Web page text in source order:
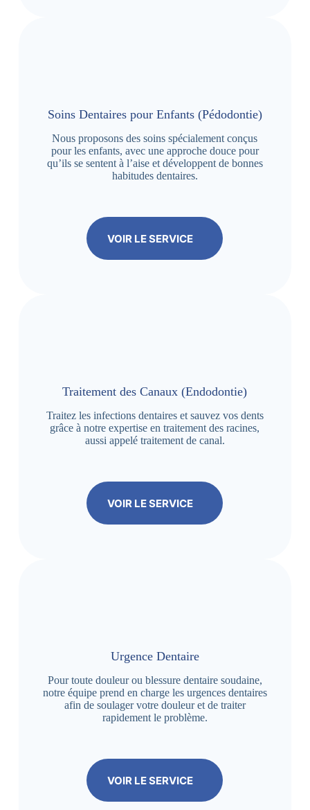
Soins Dentaires pour Enfants (Pédodontie)
Nous proposons des soins spécialement conçus
pour les enfants, avec une approche douce pour
qu’ils se sentent à l’aise et développent de bonnes
habitudes dentaires.
VOIR LE SERVICE
Traitement des Canaux (Endodontie)
Traitez les infections dentaires et sauvez vos dents
grâce à notre expertise en traitement des racines,
aussi appelé traitement de canal.
VOIR LE SERVICE
Urgence Dentaire
Pour toute douleur ou blessure dentaire soudaine,
notre équipe prend en charge les urgences dentaires
afin de soulager votre douleur et de traiter
rapidement le problème.
VOIR LE SERVICE